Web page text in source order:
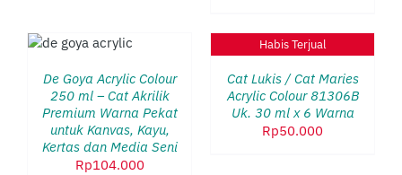
De Goya Acrylic Colour
250 ml – Cat Akrilik
Premium Warna Pekat
untuk Kanvas, Kayu,
Kertas dan Media Seni
Rp104.000
Habis Terjual
Cat Lukis / Cat Maries
Acrylic Colour 81306B
Uk. 30 ml x 6 Warna
Rp50.000